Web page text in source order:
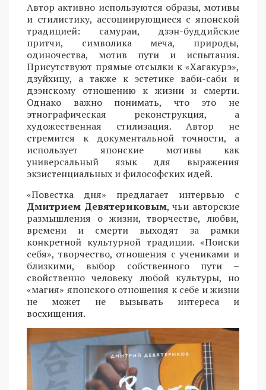
Автор активно используются образы, мотивы
и стилистику, ассоциирующиеся с японской
традицией: самураи, дзэн-буддийские
притчи, символика меча, природы,
одиночества, мотив пути и испытания.
Присутствуют прямые отсылки к «Хагакурэ»,
дзуйхицу, а также к эстетике ваби-саби и
дзэнскому отношению к жизни и смерти.
Однако важно понимать, что это не
этнографическая реконструкция, а
художественная стилизация. Автор не
стремится к документальной точности, а
использует японские мотивы как
универсальный язык для выражения
экзистенциальных и философских идей.
«Повестка дня» предлагает интервью с
Дмитрием Девятериковым, чьи авторские
размышления о жизни, творчестве, любви,
времени и смерти выходят за рамки
конкретной культурной традиции. «Поиски
себя», творчество, отношения с учениками и
близкими, выбор собственного пути –
свойственно человеку любой культуры, но
«магия» японского отношения к себе и жизни
не может не вызывать интереса и
восхищения.